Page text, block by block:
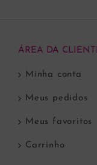
ÁREA DA
Minha conta
Meus pedidos
Meus favoritos
Carrinho